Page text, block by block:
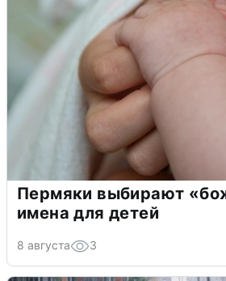
Пермяки выбирают
имена для детей
8 августа 3